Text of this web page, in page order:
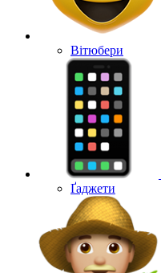
Вітюбери
Ґаджети